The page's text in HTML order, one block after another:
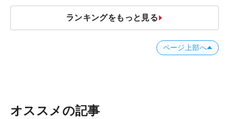
ランキングをもっと見る
ページ上部へ
オススメの記事